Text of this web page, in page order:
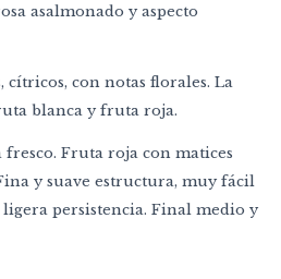
asalmonado y aspecto
cítricos, con notas florales. La
blanca y fruta roja.
fresco. Fruta roja con matices
y suave estructura, muy fácil
persistencia. Final medio y